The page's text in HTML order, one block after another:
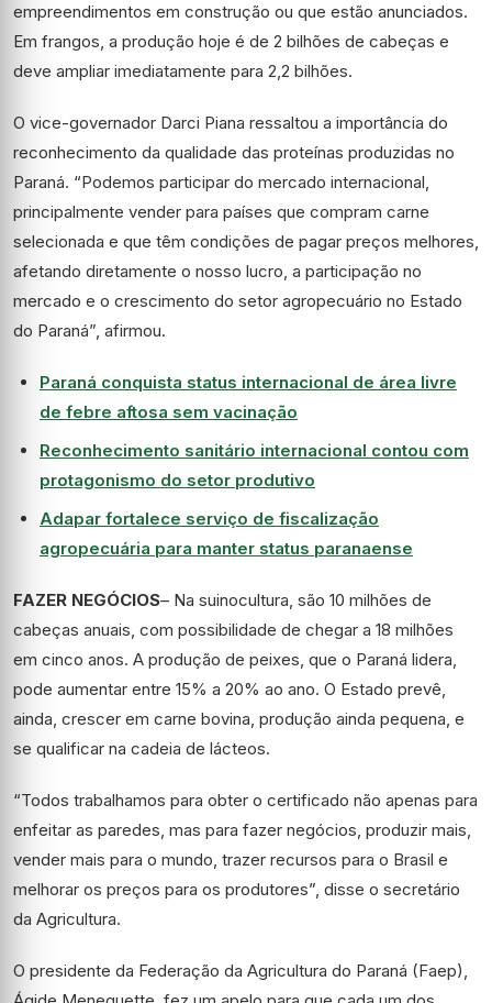
empreendimentos em construção ou que estão anunciados.
Em frangos, a produção hoje é de 2 bilhões de cabeças e
deve ampliar imediatamente para 2,2 bilhões.
O vice-governador Darci Piana ressaltou a importância do
reconhecimento da qualidade das proteínas produzidas no
Paraná. “Podemos participar do mercado internacional,
principalmente vender para países que compram carne
selecionada e que têm condições de pagar preços melhores,
afetando diretamente o nosso lucro, a participação no
mercado e o crescimento do setor agropecuário no Estado
do Paraná”, afirmou.
Paraná conquista status internacional de área livre
de febre aftosa sem vacinação
Reconhecimento sanitário internacional contou com
protagonismo do setor produtivo
Adapar fortalece serviço de fiscalização
agropecuária para manter status paranaense
FAZER NEGÓCIOS– Na suinocultura, são 10 milhões de
cabeças anuais, com possibilidade de chegar a 18 milhões
em cinco anos. A produção de peixes, que o Paraná lidera,
pode aumentar entre 15% a 20% ao ano. O Estado prevê,
ainda, crescer em carne bovina, produção ainda pequena, e
se qualificar na cadeia de lácteos.
“Todos trabalhamos para obter o certificado não apenas para
enfeitar as paredes, mas para fazer negócios, produzir mais,
vender mais para o mundo, trazer recursos para o Brasil e
melhorar os preços para os produtores”, disse o secretário
da Agricultura.
O presidente da Federação da Agricultura do Paraná (Faep),